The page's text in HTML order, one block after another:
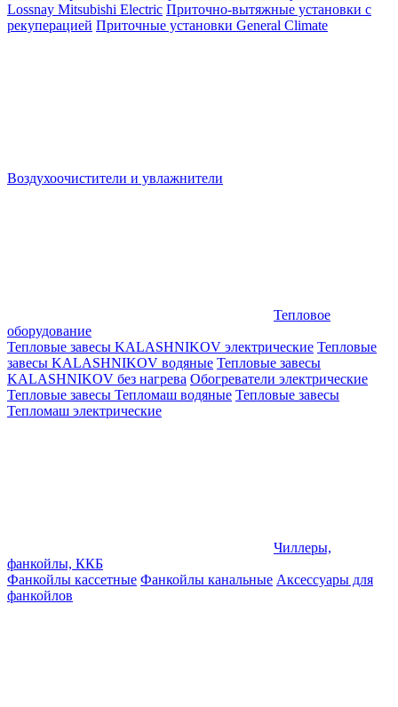
Lossnay Mitsubishi Electric Приточно-вытяжные установки с
рекуперацией Приточные установки General Climate
Воздухоочистители и увлажнители
Тепловое
оборудование
Тепловые завесы KALASHNIKOV электрические Тепловые
завесы KALASHNIKOV водяные Тепловые завесы
KALASHNIKOV без нагрева Обогреватели электрические
Тепловые завесы Тепломаш водяные Тепловые завесы
Тепломаш электрические
Чиллеры,
фанкойлы, ККБ
Фанкойлы кассетные Фанкойлы канальные Аксессуары для
фанкойлов